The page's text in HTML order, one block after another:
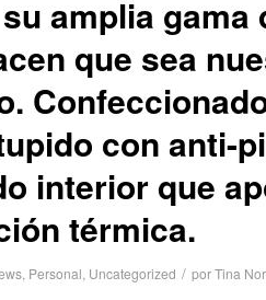
amplia gama
que sea
con anti-
interior que
térmica.
, Personal, Uncategorized / porTina